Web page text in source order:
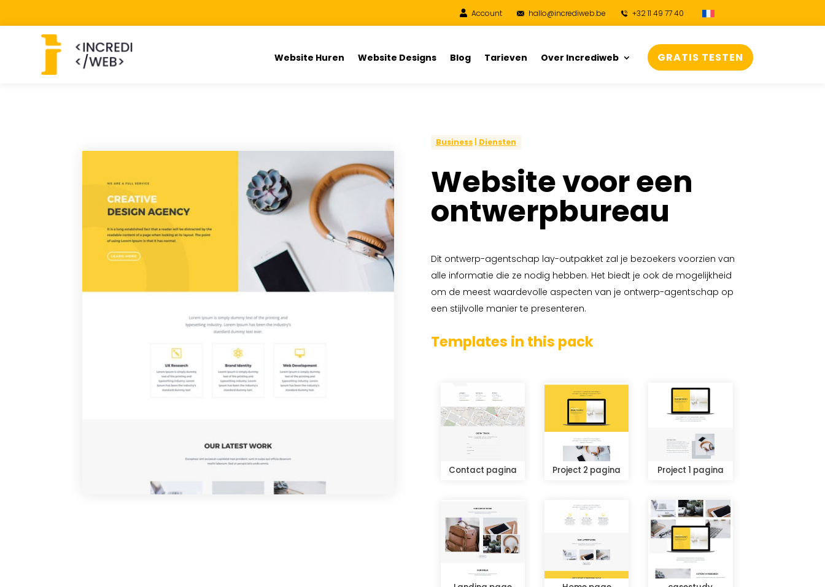
Account hallo@incrediweb.be +32 11 49 77 40
Website Huren Website Designs Blog Tarieven Over Incrediweb GRATIS TESTEN
Business| Diensten
Website voor een
ontwerpbureau
Dit ontwerp-agentschap lay-outpakket zal je bezoekers voorzien van
alle informatie die ze nodig hebben. Het biedt je ook de mogelijkheid
om de meest waardevolle aspecten van je ontwerp-agentschap op
een stijlvolle manier te presenteren.
Templates in this pack
Contact pagina Project 2 pagina Project 1 pagina